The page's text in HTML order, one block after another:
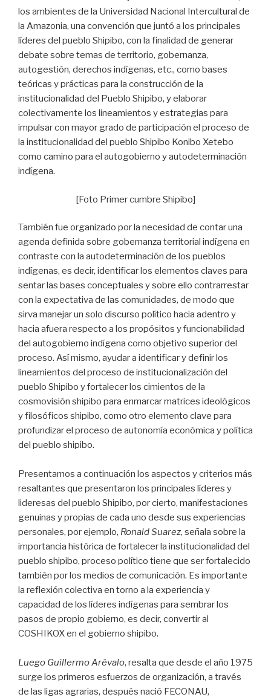
los ambientes de la Universidad Nacional Intercultural de
la Amazonia, una convención que juntó a los principales
líderes del pueblo Shipibo, con la finalidad de generar
debate sobre temas de territorio, gobernanza,
autogestión, derechos indígenas, etc., como bases
teóricas y prácticas para la construcción de la
institucionalidad del Pueblo Shipibo, y elaborar
colectivamente los lineamientos y estrategias para
impulsar con mayor grado de participación el proceso de
la institucionalidad del pueblo Shipibo Konibo Xetebo
como camino para el autogobierno y autodeterminación
indígena.
[Foto Primer cumbre Shipibo]
También fue organizado por la necesidad de contar una
agenda definida sobre gobernanza territorial indígena en
contraste con la autodeterminación de los pueblos
indígenas, es decir, identificar los elementos claves para
sentar las bases conceptuales y sobre ello contrarrestar
con la expectativa de las comunidades, de modo que
sirva manejar un solo discurso político hacia adentro y
hacia afuera respecto a los propósitos y funcionabilidad
del autogobierno indígena como objetivo superior del
proceso. Así mismo, ayudar a identificar y definir los
lineamientos del proceso de institucionalización del
pueblo Shipibo y fortalecer los cimientos de la
cosmovisión shipibo para enmarcar matrices ideológicos
y filosóficos shipibo, como otro elemento clave para
profundizar el proceso de autonomía económica y política
del pueblo shipibo.
Presentamos a continuación los aspectos y criterios más
resaltantes que presentaron los principales líderes y
lideresas del pueblo Shipibo, por cierto, manifestaciones
genuinas y propias de cada uno desde sus experiencias
personales, por ejemplo, Ronald Suarez, señala sobre la
importancia histórica de fortalecer la institucionalidad del
pueblo shipibo, proceso político tiene que ser fortalecido
también por los medios de comunicación. Es importante
la reflexión colectiva en torno a la experiencia y
capacidad de los líderes indígenas para sembrar los
pasos de propio gobierno, es decir, convertir al
COSHIKOX en el gobierno shipibo.
Luego Guillermo Arévalo, resalta que desde el año 1975
surge los primeros esfuerzos de organización, a través
de las ligas agrarias, después nació FECONAU,